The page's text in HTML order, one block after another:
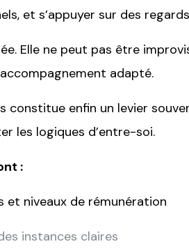
et s’appuyer sur des
Elle ne peut pas être
adapté.
constitue enfin un levier
les logiques d’entre-soi.
:
niveaux de rémunération
instances claires